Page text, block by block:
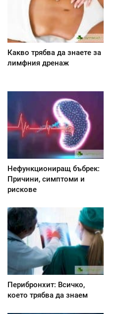
Какво трябва да знаете за
лимфния дренаж
Нефункциониращ бъбрек:
Причини, симптоми и
рискове
Перибронхит: Всичко,
което трябва да знаем